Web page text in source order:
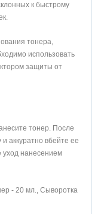
к быстрому
тонера,
использовать
защиты от
тонер. После
аккуратно вбейте ее
уход нанесением
- 20 мл., Сыворотка